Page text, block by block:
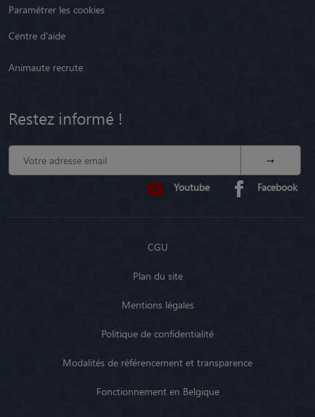
Paramétrer les cookies
Centre d'aide
Animaute recrute
Restez informé !
Youtube Facebook
CGU
Plan du site
Mentions légales
Politique de confidentialité
Modalités de référencement et transparence
Fonctionnement en Belgique